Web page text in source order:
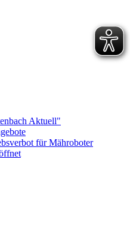
Aktuell"
für Mähroboter